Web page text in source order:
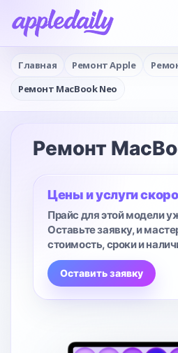
Главная Ремонт Apple
Ремонт MacBook Neo
Ремонт
Цены и услуги
Прайс для этой модели
Оставьте заявку, и
стоимость, сроки и
Оставить заявку